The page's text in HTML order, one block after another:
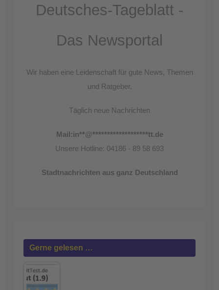
Deutsches-Tageblatt -
Das Newsportal
Wir haben eine Leidenschaft für gute News, Themen
und Ratgeber.
Täglich neue Nachrichten
Mail:in**@*******************tt.de
Unsere Hotline: 04186 - 89 58 693
Stadtnachrichten aus ganz Deutschland
Gerne gelesen …